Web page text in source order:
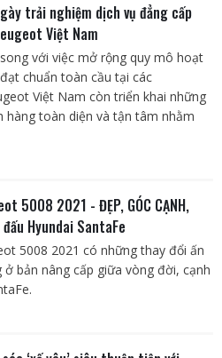
trải nghiệm dịch vụ đẳng cấp
Việt Nam
với việc mở rộng quy mô hoạt
chuẩn toàn cầu tại các
Việt Nam còn triển khai những
hàng toàn diện và tận tâm nhằm
5008 2021 - ĐẸP, GÓC CẠNH,
Hyundai SantaFe
5008 2021 có những thay đổi ấn
bản nâng cấp giữa vòng đời, cạnh